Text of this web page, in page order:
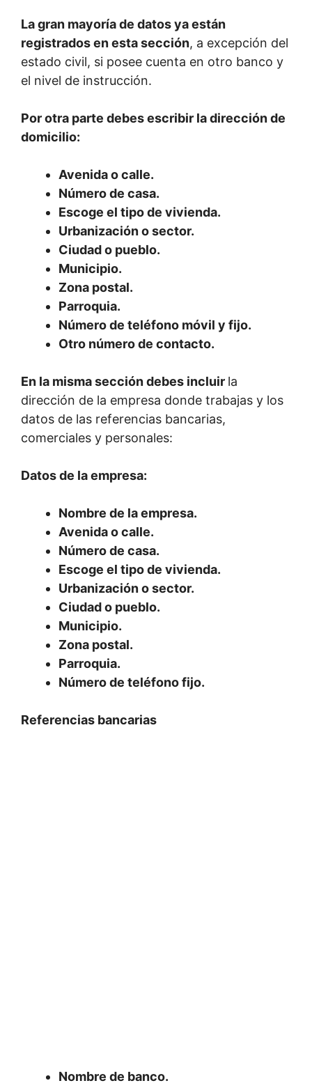
La gran mayoría de datos ya están
registrados en esta sección, a excepción del
estado civil, si posee cuenta en otro banco y
el nivel de instrucción.
Por otra parte debes escribir la dirección de
domicilio:
Avenida o calle.
Número de casa.
Escoge el tipo de vivienda.
Urbanización o sector.
Ciudad o pueblo.
Municipio.
Zona postal.
Parroquia.
Número de teléfono móvil y fijo.
Otro número de contacto.
En la misma sección debes incluir la
dirección de la empresa donde trabajas y los
datos de las referencias bancarias,
comerciales y personales:
Datos de la empresa:
Nombre de la empresa.
Avenida o calle.
Número de casa.
Escoge el tipo de vivienda.
Urbanización o sector.
Ciudad o pueblo.
Municipio.
Zona postal.
Parroquia.
Número de teléfono fijo.
Referencias bancarias
Nombre de banco.